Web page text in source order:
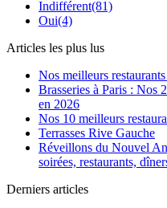
Indifférent(81)
Oui(4)
Articles les plus lus
Nos meilleurs
Brasseries à Paris : Nos
en 2026
Nos 10 meilleurs
Terrasses Rive Gauche
Réveillons du Nouvel
soirées, restaurants,
Derniers articles